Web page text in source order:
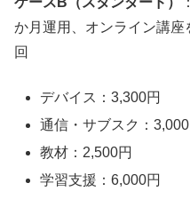
か月運用、オンライン講
回
デバイス：3,300円
通信・サブスク：3,000
教材：2,500円
学習支援：6,000円